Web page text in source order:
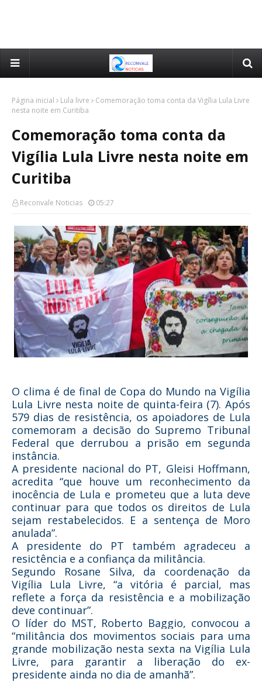
Página inicial Lula livre
Comemoração toma conta da Vigília Lula Livre
nesta noite em Curitiba
Comemoração toma conta da
Vigília Lula Livre nesta noite em
Curitiba
Reconvale Noticias 05:27
O clima é de final de Copa do Mundo na Vigília
Lula Livre nesta noite de quinta-feira (7). Após
579 dias de resistência, os apoiadores de Lula
comemoram a decisão do Supremo Tribunal
Federal que derrubou a prisão em segunda
instância.
A presidente nacional do PT, Gleisi Hoffmann,
acredita “que houve um reconhecimento da
inocência de Lula e prometeu que a luta deve
continuar para que todos os direitos de Lula
sejam restabelecidos. E a sentença de Moro
anulada”.
A presidente do PT também agradeceu a
resictência e a confiança da militância.
Segundo Rosane Silva, da coordenação da
Vigília Lula Livre, “a vitória é parcial, mas
reflete a força da resistência e a mobilização
deve continuar”.
O líder do MST, Roberto Baggio, convocou a
“militância dos movimentos sociais para uma
grande mobilização nesta sexta na Vigília Lula
Livre, para garantir a liberação do ex-
presidente ainda no dia de amanhã”.